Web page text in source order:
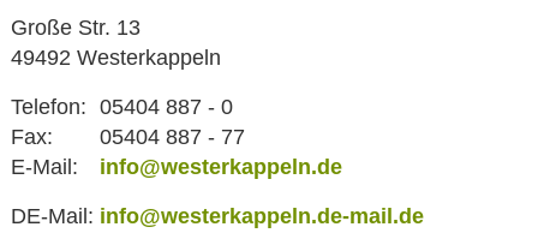
Große Str. 13
49492 Westerkappeln
Telefon: 05404 887 - 0
Fax:
05404 887 - 77
E-Mail:
info@westerkappeln.de
DE-Mail: info@westerkappeln.de-mail.de